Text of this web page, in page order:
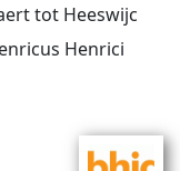
tot Heeswijc
Henrici